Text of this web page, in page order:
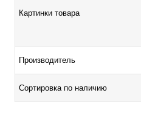
Картинки товара
Производитель
Сортировка по наличию